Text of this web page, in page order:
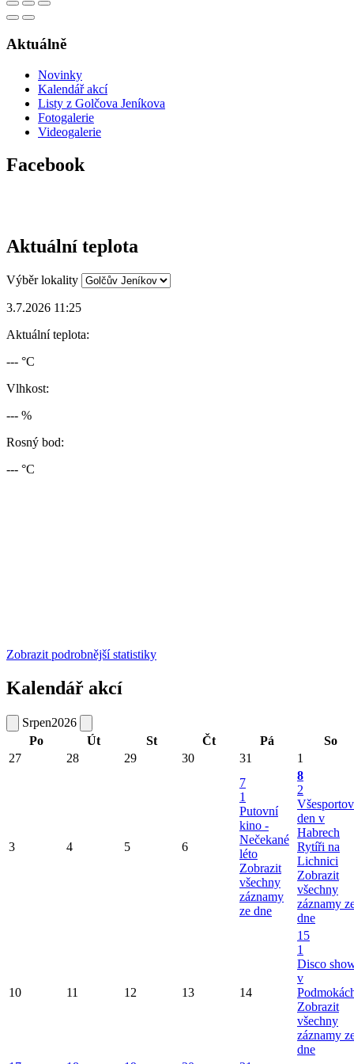
Aktuálně
Novinky
Kalendář akcí
Listy z Golčova Jeníkova
Fotogalerie
Videogalerie
Facebook
Aktuální teplota
Výběr lokality
3.7.2026 11:25
Aktuální teplota:
--- °C
Vlhkost:
--- %
Rosný bod:
--- °C
Zobrazit podrobnější statistiky
Kalendář akcí
Srpen2026
Po
Út St Čt Pá
So
27
28 29 30 31 1
3 4 5 6
7
1
Putovní
kino -
Nečekané
léto
Zobrazit
všechny
záznamy
ze dne
8
2
den v
Habrech
Rytíři na
Lichnici
Zobrazit
všechny
záznamy
dne
10 11 12 13 14
15
1
Disco
v
Zobrazit
všechny
záznamy
dne